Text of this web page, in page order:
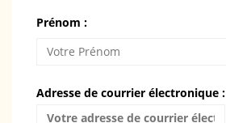
Prénom :
Adresse de courrier électronique :